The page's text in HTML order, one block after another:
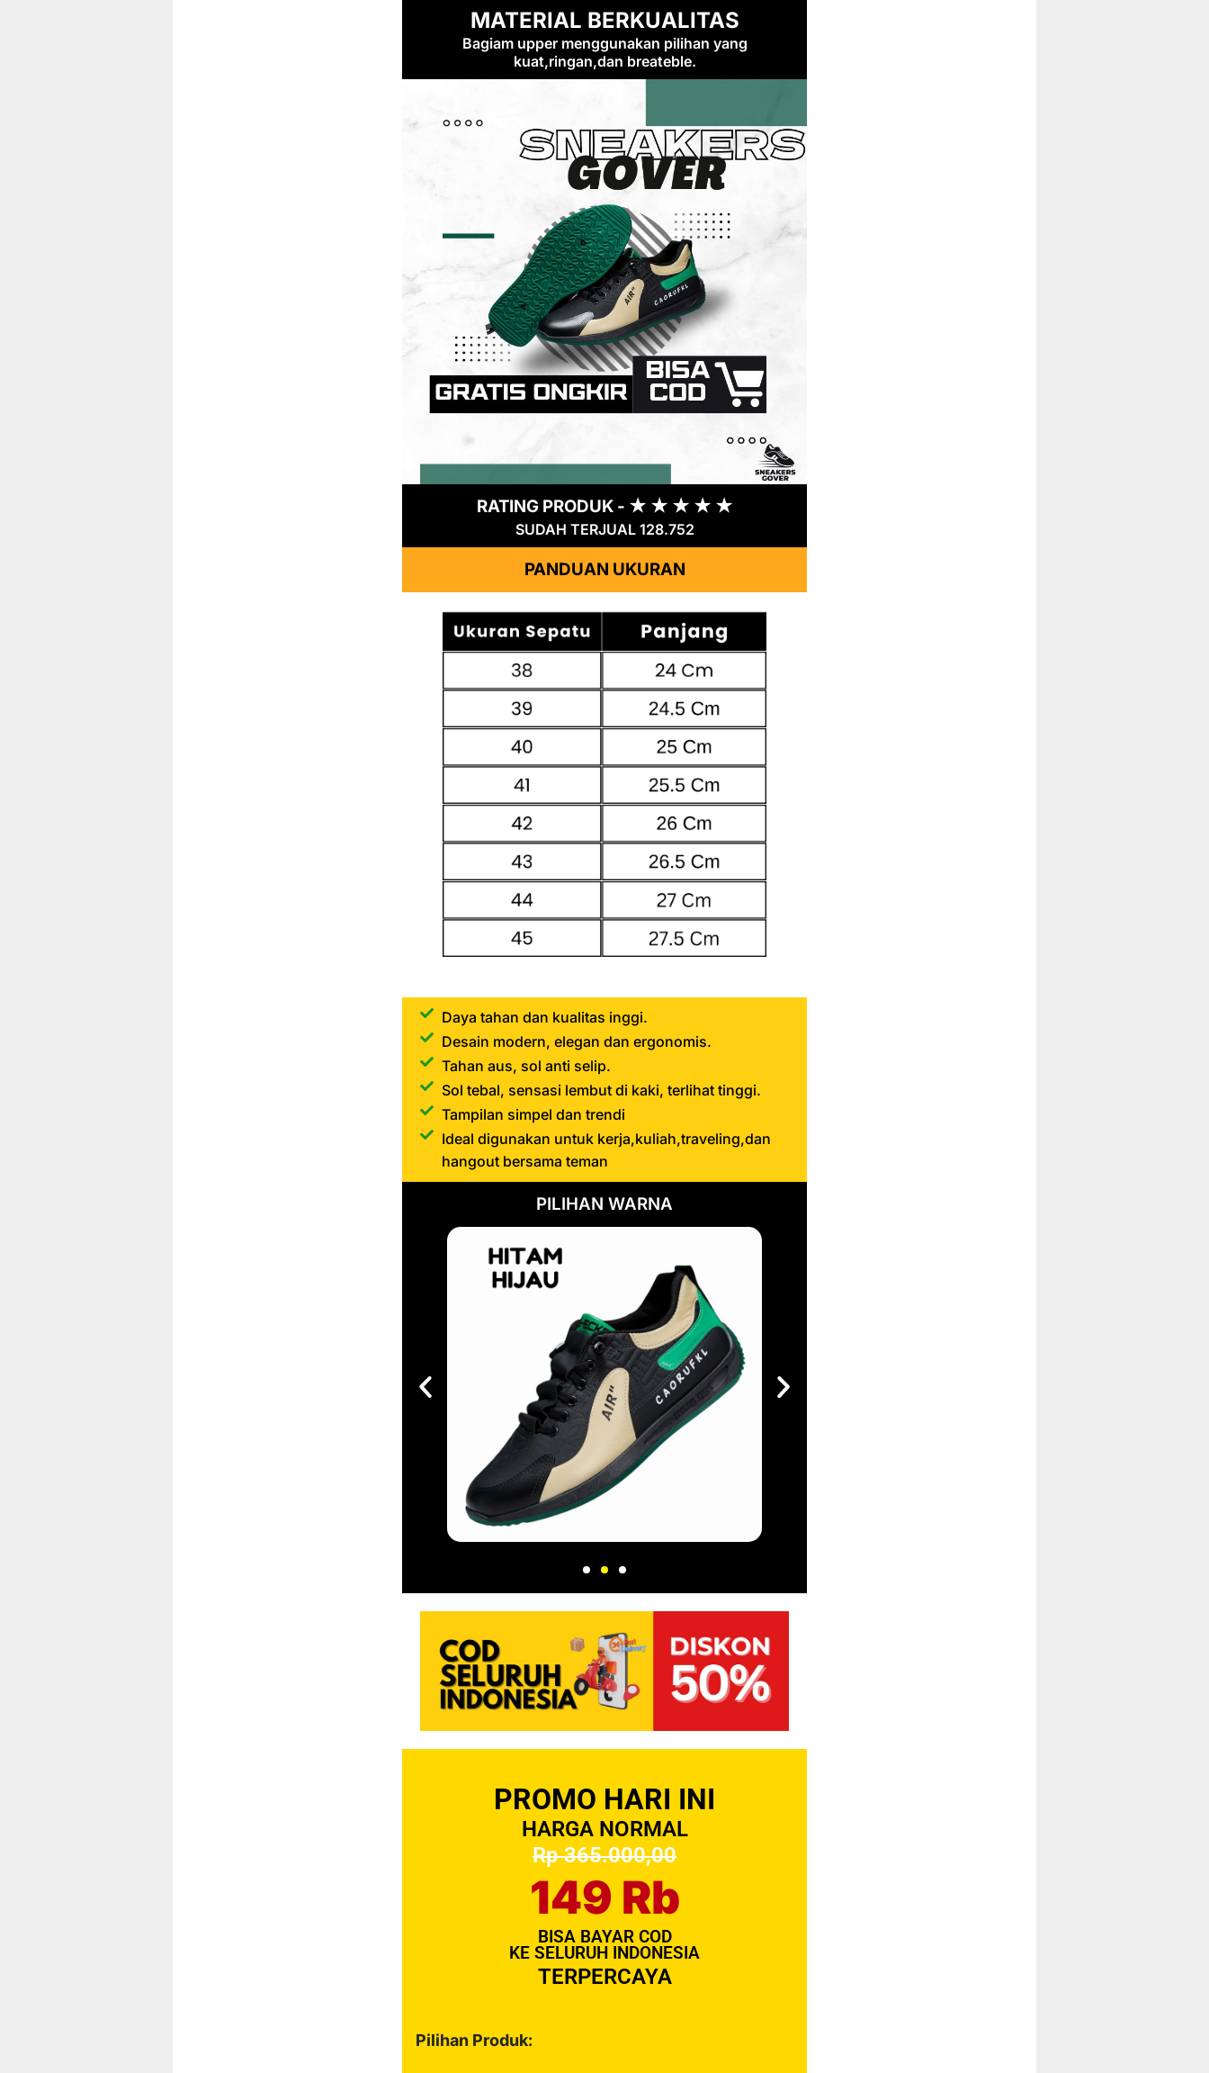
MATERIAL BERKUALITAS
Bagiam upper menggunakan pilihan yang
kuat,ringan,dan breateble.
RATING PRODUK - ★ ★ ★ ★ ★
SUDAH TERJUAL 128.752
PANDUAN UKURAN
Daya tahan dan kualitas inggi.
Desain modern, elegan dan ergonomis.
Tahan aus, sol anti selip.
Sol tebal, sensasi lembut di kaki, terlihat tinggi.
Tampilan simpel dan trendi
Ideal digunakan untuk kerja,kuliah,traveling,dan
hangout bersama teman
PILIHAN WARNA
PROMO HARI INI
HARGA NORMAL
Rp 365.000,00
149 Rb
BISA BAYAR COD
KE SELURUH INDONESIA
TERPERCAYA
Pilihan Produk: